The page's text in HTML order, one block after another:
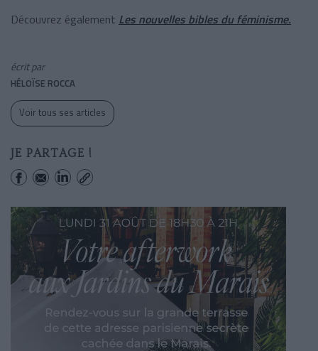
Découvrez également Les nouvelles bibles du féminisme.
écrit par
HÉLOÏSE ROCCA
Voir tous ses articles
JE PARTAGE !